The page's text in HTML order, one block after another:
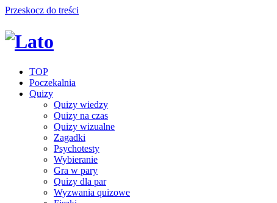
Przeskocz do treści
TOP
Poczekalnia
Quizy
Quizy wiedzy
Quizy na czas
Quizy wizualne
Zagadki
Psychotesty
Wybieranie
Gra w pary
Quizy dla par
Wyzwania quizowe